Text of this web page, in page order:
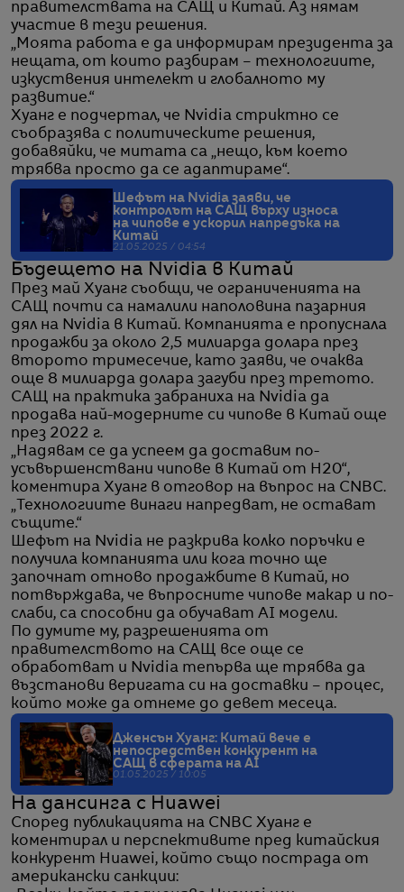
правителствата на САЩ и Китай. Аз нямам
участие в тези решения.
„Моята работа е да информирам президента за
нещата, от които разбирам – технологиите,
изкуствения интелект и глобалното му
развитие.“
Хуанг е подчертал, че Nvidia стриктно се
съобразява с политическите решения,
добавяйки, че митата са „нещо, към което
трябва просто да се адаптираме“.
Шефът на Nvidia заяви, че
контролът на САЩ върху износа
на чипове е ускорил напредъка на
Китай
21.05.2025 / 04:54
Бъдещето на Nvidia в Китай
През май Хуанг съобщи, че ограниченията на
САЩ почти са намалили наполовина пазарния
дял на Nvidia в Китай. Компанията е пропуснала
продажби за около 2,5 милиарда долара през
второто тримесечие, като заяви, че очаква
още 8 милиарда долара загуби през третото.
САЩ на практика забраниха на Nvidia да
продава най-модерните си чипове в Китай още
през 2022 г.
„Надявам се да успеем да доставим по-
усъвършенствани чипове в Китай от H20“,
коментира Хуанг в отговор на въпрос на CNBC.
„Технологиите винаги напредват, не остават
същите.“
Шефът на Nvidia не разкрива колко поръчки е
получила компанията или кога точно ще
започнат отново продажбите в Китай, но
потвърждава, че въпросните чипове макар и по-
слаби, са способни да обучават AI модели.
По думите му, разрешенията от
правителството на САЩ все още се
обработват и Nvidia тепърва ще трябва да
възстанови веригата си на доставки – процес,
който може да отнеме до девет месеца.
Дженсън Хуанг: Китай вече е
непосредствен конкурент на
САЩ в сферата на AI
01.05.2025 / 10:05
На дансинга с Huawei
Според публикацията на CNBC Хуанг е
коментирал и перспективите пред китайския
конкурент Huawei, който също пострада от
американски санкции: